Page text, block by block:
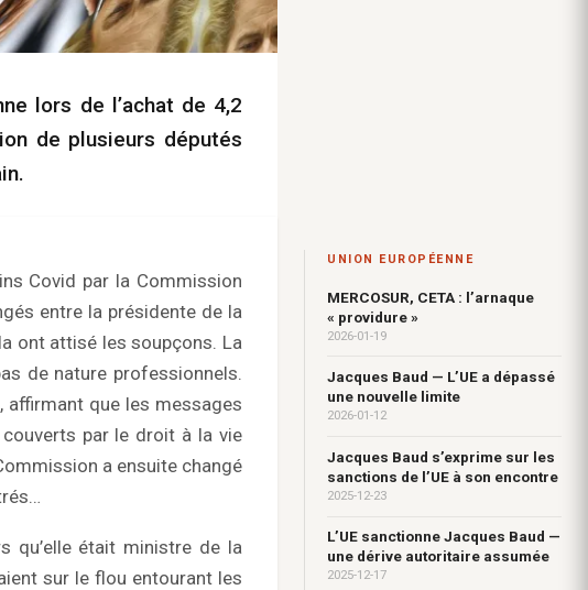
lors de l’achat de 4,2
de plusieurs députés
Covid par la Commission
entre la présidente de la
ont attisé les soupçons. La
de nature professionnels.
affirmant que les messages
par le droit à la vie
a ensuite changé
qu’elle était ministre de la
sur le flou entourant les
UNION EUROPÉENNE
MERCOSUR, CETA : l’arnaque
« providure »
2026-01-19
Jacques Baud — L’UE a dépassé
une nouvelle limite
2026-01-12
Jacques Baud s’exprime sur les
sanctions de l’UE à son encontre
2025-12-23
L’UE sanctionne Jacques Baud —
une dérive autoritaire assumée
2025-12-17